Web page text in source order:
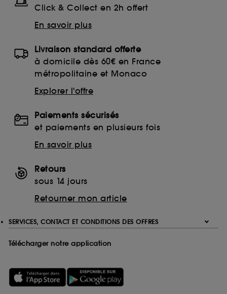
Click & Collect en 2h offert
En savoir plus
Livraison standard offerte
à domicile dès 60€ en France
métropolitaine et Monaco
Explorer l'offre
Paiements sécurisés
et paiements en plusieurs fois
En savoir plus
Retours
sous 14 jours
Retourner mon article
SERVICES, CONTACT ET CONDITIONS DES OFFRES
Télécharger notre application